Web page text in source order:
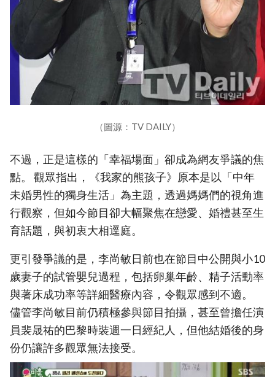
（圖源：TV DAILY）
不過，正是這樣的「幸福場面」卻成為網友爭議的焦
點。 觀眾指出，《我家的熊孩子》原本是以「中年
未婚男性的獨身生活」為主題，透過媽媽們的視角進
行觀察，但如今節目卻大幅聚焦在戀愛、婚禮甚至生
育話題，與初衷大相逕庭。
更引發爭議的是，李尚敏日前也在節目中公開與小10
歲妻子的試管嬰兒過程，包括卵巢年齡、精子活動率
與著床成功率等詳細醫療內容，令觀眾感到不適。
儘管李尚敏目前仍積極參與節目拍攝，甚至曾擔任演
員裴晟祐的巴黎時裝週一日經紀人，但他結婚後的身
份仍讓許多觀眾無法接受。